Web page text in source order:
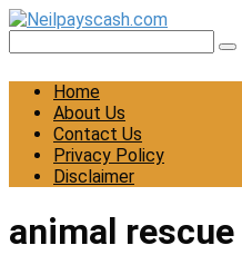
Skip
content
Home
About Us
Contact Us
Privacy Policy
Disclaimer
animal rescue